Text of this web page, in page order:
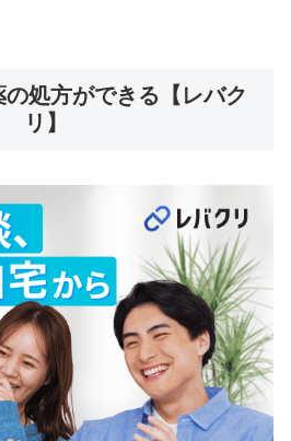
処方ができる【レバク
リ】